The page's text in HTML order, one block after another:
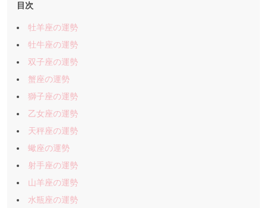
目次
牡羊座の運勢
牡牛座の運勢
双子座の運勢
蟹座の運勢
獅子座の運勢
乙女座の運勢
天秤座の運勢
蠍座の運勢
射手座の運勢
山羊座の運勢
水瓶座の運勢